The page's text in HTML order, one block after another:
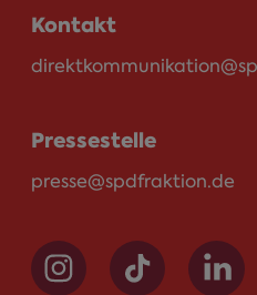
Kontakt
Pressestelle
presse@spdfraktion.de